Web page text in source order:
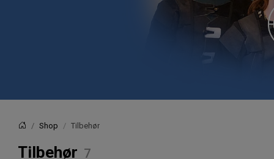
ForsideShop Tilbehør
Tilbehør